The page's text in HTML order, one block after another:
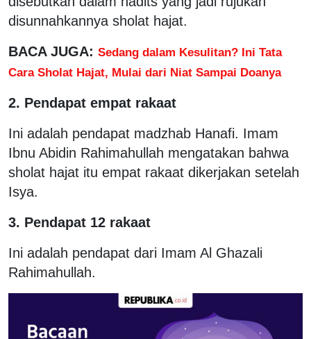
disunnahkannya sholat hajat.
BACA JUGA: Sedang dalam Kesulitan? Ini Tata
Cara Sholat Hajat, Mulai dari Niat Sampai Doanya
2. Pendapat empat rakaat
Ini adalah pendapat madzhab Hanafi. Imam
Ibnu Abidin Rahimahullah mengatakan bahwa
sholat hajat itu empat rakaat dikerjakan setelah
Isya.
3. Pendapat 12 rakaat
Ini adalah pendapat dari Imam Al Ghazali
Rahimahullah.